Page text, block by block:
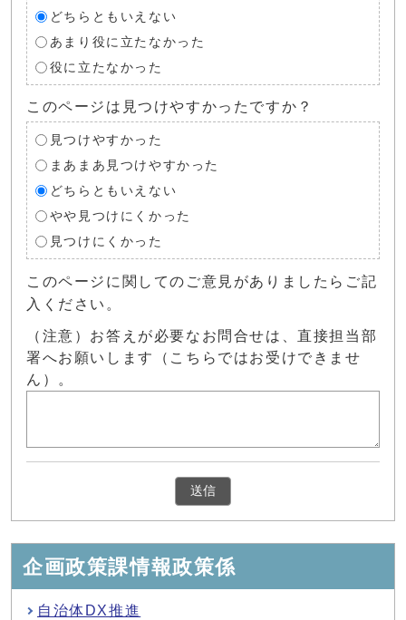
どちらともいえない
あまり役に立たなかった
役に立たなかった
このページは見つけやすかったですか？
見つけやすかった
まあまあ見つけやすかった
どちらともいえない
やや見つけにくかった
見つけにくかった
このページに関してのご意見がありましたらご記
入ください。
（注意）お答えが必要なお問合せは、直接担当部
署へお願いします（こちらではお受けできませ
ん）。
企画政策課情報政策係
自治体DX推進